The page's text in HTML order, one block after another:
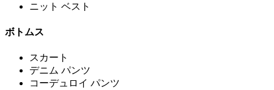
ニット ベスト
ボトムス
スカート
デニム パンツ
コーデュロイ パンツ